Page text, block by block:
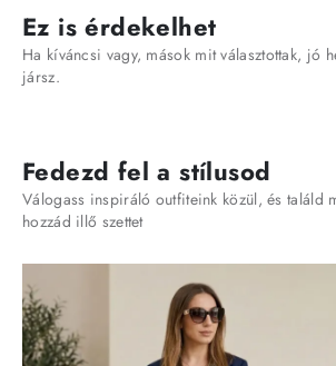
Ez is érdekelhet
Ha kíváncsi vagy, mások mit választottak, jó
jársz.
Fedezd fel a stílusod
Válogass inspiráló outfiteink közül, és találd
hozzád illő szettet